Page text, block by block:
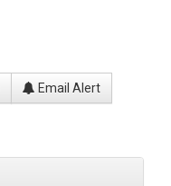
Email Alert